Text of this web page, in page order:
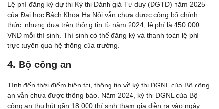
Lệ phí đăng ký dự thi Kỳ thi Đánh giá Tư duy (ĐGTD) năm 2025
của Đại học Bách Khoa Hà Nội vẫn chưa được công bố chính
thức, nhưng dựa trên thông tin từ năm 2024, lệ phí là 450.000
VND mỗi thí sinh. Thí sinh có thể đăng ký và thanh toán lệ phí
trực tuyến qua hệ thống của trường.
4. Bộ công an
Tính đến thời điểm hiện tại, thông tin về kỳ thi ĐGNL của Bộ công
an vẫn chưa được thông báo. Năm 2024, kỳ thi ĐGNL của Bộ
công an thu hút gần 18.000 thí sinh tham gia diễn ra vào ngày